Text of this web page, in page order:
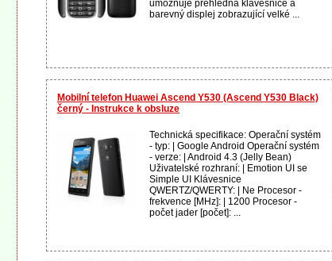
umožňuje přehledná klávesnice a
barevný displej zobrazující velké ...
Mobilní telefon Huawei Ascend Y530 (Ascend Y530 Black)
černý - Instrukce k obsluze
Technická specifikace: Operační systém
- typ: | Google Android Operační systém
- verze: | Android 4.3 (Jelly Bean)
Uživatelské rozhraní: | Emotion UI se
Simple UI Klávesnice
QWERTZ/QWERTY: | Ne Procesor -
frekvence [MHz]: | 1200 Procesor -
počet jader [počet]: ...